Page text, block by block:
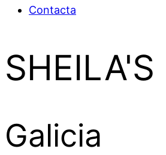
Contacta
SHEILA'S
Galicia